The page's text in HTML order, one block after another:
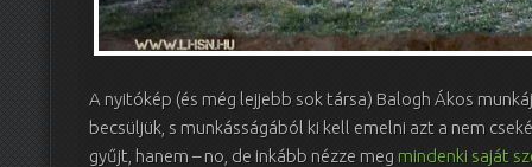
A nyitókép (és még lejjebb sok társa) Balogh Ákos
becsüljük, s munkásságából ki kell emelni azt a nem
gyűjt, hanem – no, de inkább nézze meg mindenki saját